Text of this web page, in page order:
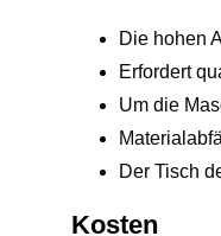
Die hohen
Erfordert
Um die
Der Tisch
Kosten